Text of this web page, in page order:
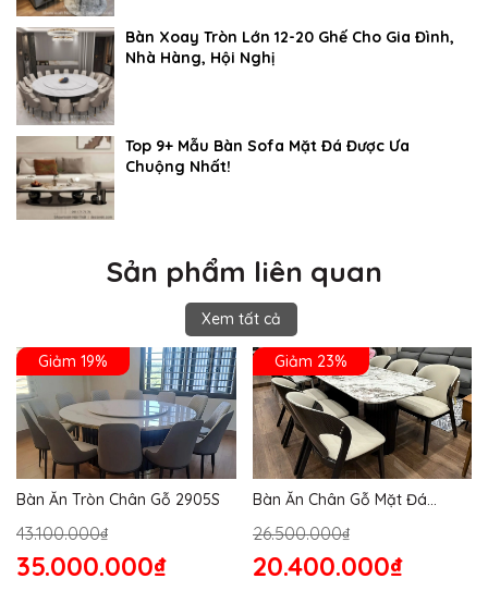
Bàn Xoay Tròn Lớn 12-20 Ghế Cho Gia Đình,
Nhà Hàng, Hội Nghị
Top 9+ Mẫu Bàn Sofa Mặt Đá Được Ưa
Chuộng Nhất!
Sản phẩm liên quan
Xem tất cả
Giảm 19%
Bàn Ăn Tròn Chân Gỗ 2905S
43.100.000₫
35.000.000₫
Giảm 23%
Bàn Ăn Chân Gỗ Mặt Đá
26.500.000₫
20.400.000₫